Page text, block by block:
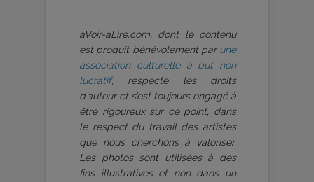
aVoir-aLire.com, dont le contenu
est produit bénévolement par une
association culturelle à but non
lucratif, respecte les droits
d’auteur et s’est toujours engagé à
être rigoureux sur ce point, dans
le respect du travail des artistes
que nous cherchons à valoriser.
Les photos sont utilisées à des
fins illustratives et non dans un